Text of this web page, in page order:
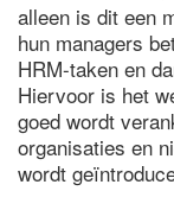
alleen is dit een
hun managers
HRM-taken en
Hiervoor is het
goed wordt
organisaties en
wordt